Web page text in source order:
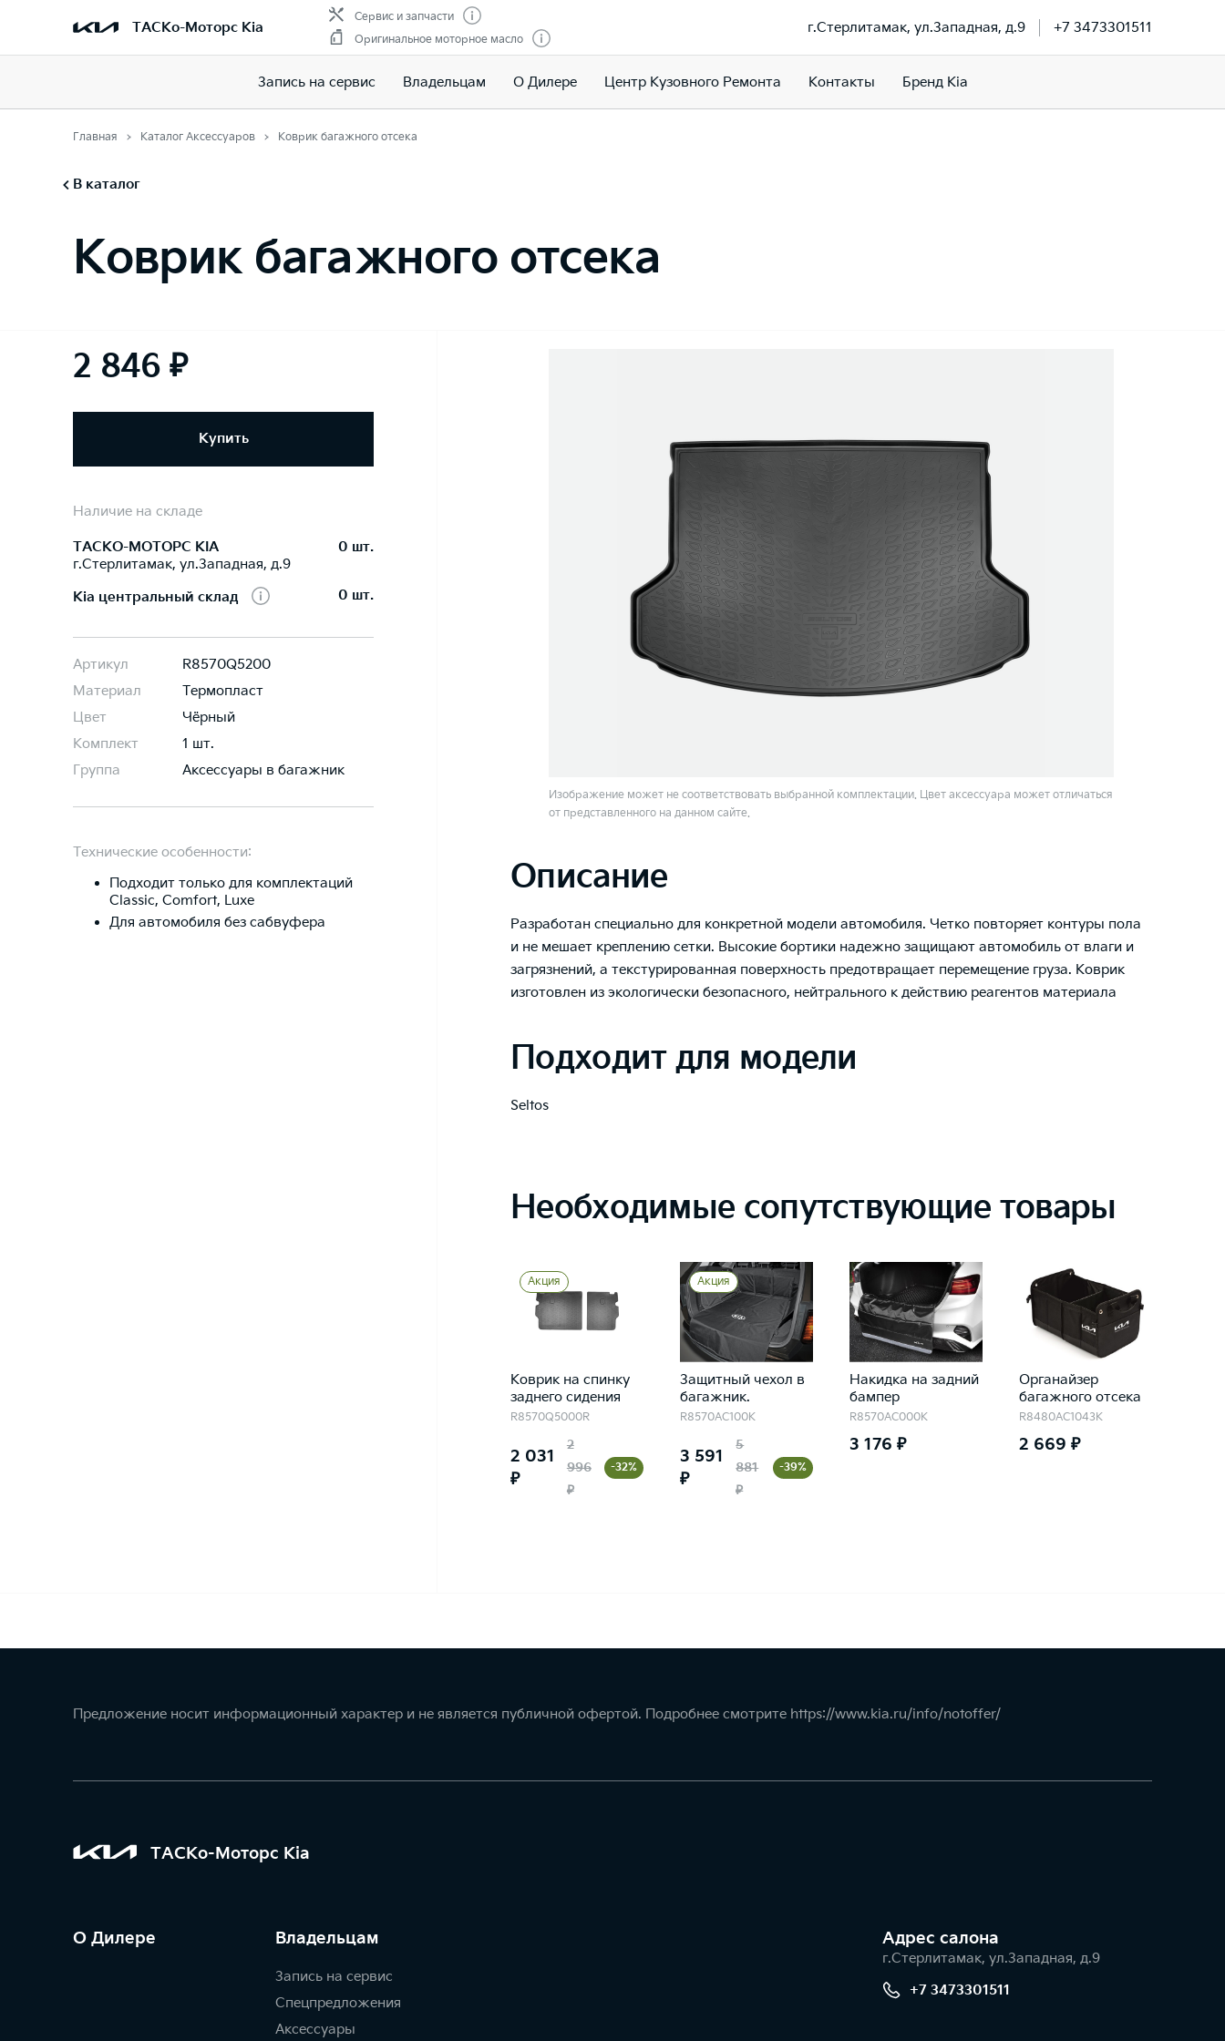
ТАСКо-Моторс Kia
Сервис и запчасти
Оригинальное моторное масло
г.Стерлитамак, ул.Западная, д.9 +7 3473301511
Запись на сервис Владельцам О Дилере Центр Кузовного Ремонта Контакты Бренд Kia
Главная Каталог Аксессуаров Коврик багажного отсека
В каталог
Коврик багажного отсека
2 846 ₽
Купить
Наличие на складе
ТАСКО-МОТОРС KIA
г.Стерлитамак, ул.Западная, д.9
0 шт.
Kia центральный склад 0 шт.
Артикул
R8570Q5200
Материал
Термопласт
Цвет
Чёрный
Комплект
1 шт.
Группа
Аксессуары в багажник
Технические особенности:
Подходит только для комплектаций
Classic, Comfort, Luxe
Для автомобиля без сабвуфера
Изображение может не соответствовать выбранной комплектации. Цвет аксессуара может отличаться
от представленного на данном сайте.
Описание
Разработан специально для конкретной модели автомобиля. Четко повторяет контуры пола
и не мешает креплению сетки. Высокие бортики надежно защищают автомобиль от влаги и
загрязнений, а текстурированная поверхность предотвращает перемещение груза. Коврик
изготовлен из экологически безопасного, нейтрального к действию реагентов материала
Подходит для модели
Seltos
Необходимые сопутствующие товары
Акция
Коврик на спинку
заднего сидения
R8570Q5000R
2 031
₽
2
996
₽
-32%
Акция
Защитный чехол в
багажник.
R8570AC100K
3 591
₽
5
881
₽
-39%
Накидка на задний
бампер
R8570AC000K
3 176 ₽
Органайзер
багажного отсека
R8480AC1043K
2 669 ₽
Предложение носит информационный характер и не является публичной офертой. Подробнее смотрите https://www.kia.ru/info/notoffer/
ТАСКо-Моторс Kia
О Дилере Владельцам
Запись на сервис
Спецпредложения
Аксессуары
Адрес салонa
г.Стерлитамак, ул.Западная, д.9
+7 3473301511